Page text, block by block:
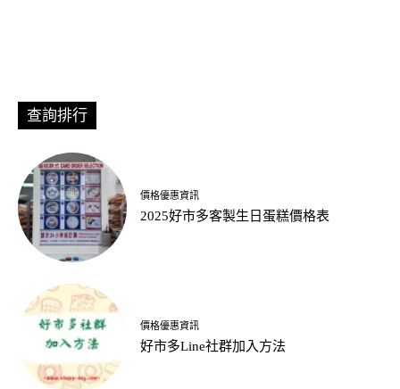
查詢排行
價格優惠資訊
2025好市多客製生日蛋糕價格表
價格優惠資訊
好市多Line社群加入方法